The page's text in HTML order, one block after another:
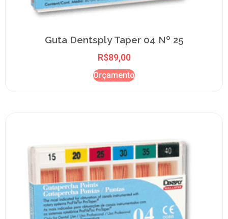
Guta Dentsply Taper 04 Nº 25
R$89,00
Orçamento